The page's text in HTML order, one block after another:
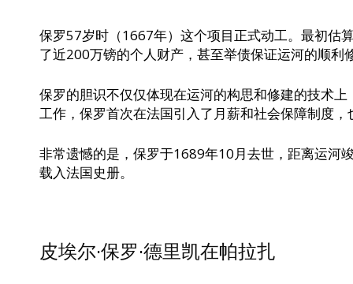
保罗57岁时（1667年）这个项目正式动工。最初估
了近200万镑的个人财产，甚至举债保证运河的顺
保罗的胆识不仅仅体现在运河的构思和修建的技术
工作，保罗首次在法国引入了月薪和社会保障制度
非常遗憾的是，保罗于1689年10月去世，距离运河
载入法国史册。
皮埃尔·保罗·德里凯在帕拉扎